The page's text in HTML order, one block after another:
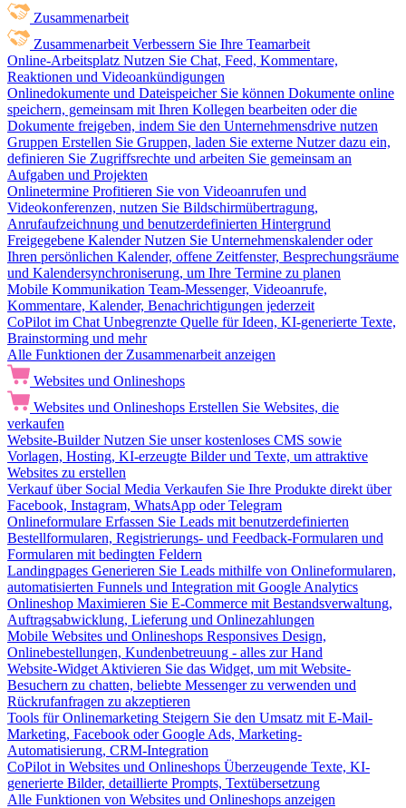
Zusammenarbeit
Zusammenarbeit Verbessern Sie Ihre Teamarbeit
Online-Arbeitsplatz Nutzen Sie Chat, Feed, Kommentare,
Reaktionen und Videoankündigungen
Onlinedokumente und Dateispeicher Sie können Dokumente online
speichern, gemeinsam mit Ihren Kollegen bearbeiten oder die
Dokumente freigeben, indem Sie den Unternehmensdrive nutzen
Gruppen Erstellen Sie Gruppen, laden Sie externe Nutzer dazu ein,
definieren Sie Zugriffsrechte und arbeiten Sie gemeinsam an
Aufgaben und Projekten
Onlinetermine Profitieren Sie von Videoanrufen und
Videokonferenzen, nutzen Sie Bildschirmübertragung,
Anrufaufzeichnung und benutzerdefinierten Hintergrund
Freigegebene Kalender Nutzen Sie Unternehmenskalender oder
Ihren persönlichen Kalender, offene Zeitfenster, Besprechungsräume
und Kalendersynchroniserung, um Ihre Termine zu planen
Mobile Kommunikation Team-Messenger, Videoanrufe,
Kommentare, Kalender, Benachrichtigungen jederzeit
CoPilot im Chat Unbegrenzte Quelle für Ideen, KI-generierte Texte,
Brainstorming und mehr
Alle Funktionen der Zusammenarbeit anzeigen
Websites und Onlineshops
Websites und Onlineshops Erstellen Sie Websites, die
verkaufen
Website-Builder Nutzen Sie unser kostenloses CMS sowie
Vorlagen, Hosting, KI-erzeugte Bilder und Texte, um attraktive
Websites zu erstellen
Verkauf über Social Media Verkaufen Sie Ihre Produkte direkt über
Facebook, Instagram, WhatsApp oder Telegram
Onlineformulare Erfassen Sie Leads mit benutzerdefinierten
Bestellformularen, Registrierungs- und Feedback-Formularen und
Formularen mit bedingten Feldern
Landingpages Generieren Sie Leads mithilfe von Onlineformularen,
automatisierten Funnels und Integration mit Google Analytics
Onlineshop Maximieren Sie E-Commerce mit Bestandsverwaltung,
Auftragsabwicklung, Lieferung und Onlinezahlungen
Mobile Websites und Onlineshops Responsives Design,
Onlinebestellungen, Kundenbetreuung - alles zur Hand
Website-Widget Aktivieren Sie das Widget, um mit Website-
Besuchern zu chatten, beliebte Messenger zu verwenden und
Rückrufanfragen zu akzeptieren
Tools für Onlinemarketing Steigern Sie den Umsatz mit E-Mail-
Marketing, Facebook oder Google Ads, Marketing-
Automatisierung, CRM-Integration
CoPilot in Websites und Onlineshops Überzeugende Texte, KI-
generierte Bilder, detaillierte Prompts, Textübersetzung
Alle Funktionen von Websites und Onlineshops anzeigen